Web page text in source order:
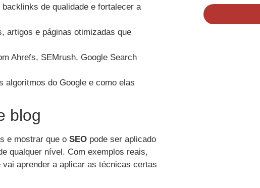
de qualidade e fortalecer a
artigos e páginas otimizadas que
Ahrefs, SEMrush, Google Search
algoritmos do Google e como elas
blog
e mostrar que o SEO pode ser aplicado
qualquer nível. Com exemplos reais,
aprender a aplicar as técnicas certas